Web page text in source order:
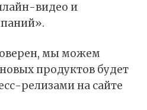
видео и
мы можем
продуктов будет
релизами на сайте